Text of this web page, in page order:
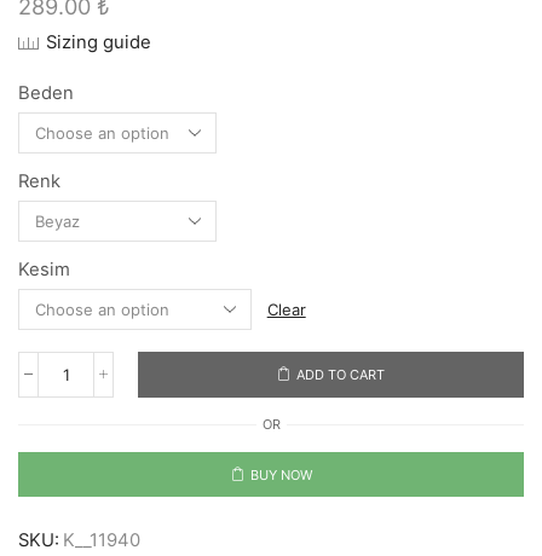
289.00 ₺
Sizing guide
Beden
Renk
Kesim
Clear
Blue
V.I
ADD TO CART
OR
BUY NOW
SKU: K__11940